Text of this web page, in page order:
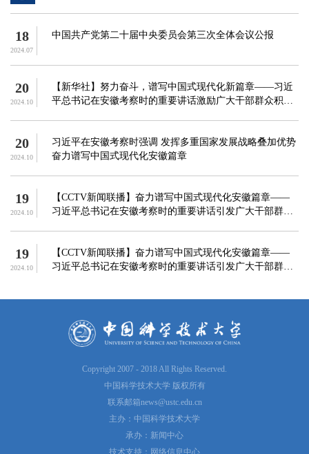
18
2024.07
中国共产党第二十届中央委员会第三次全体会议公报
20
2024.10
【新华社】努力奋斗，谱写中国式现代化新篇章——习近
平总书记在安徽考察时的重要讲话激励广大干部群众积极
20
2024.10
习近平在安徽考察时强调 发挥多重国家发展战略叠加优势
奋力谱写中国式现代化安徽篇章
19
2024.10
【CCTV新闻联播】奋力谱写中国式现代化安徽篇章——
习近平总书记在安徽考察时的重要讲话引发广大干部群众
19
2024.10
【CCTV新闻联播】奋力谱写中国式现代化安徽篇章——
习近平总书记在安徽考察时的重要讲话引发广大干部群众
Copyright 2007 - 2018 All Rights Reserved.
中国科学技术大学 版权所有
联系邮箱news@ustc.edu.cn
主办：中国科学技术大学
承办：新闻中心
技术支持：网络信息中心